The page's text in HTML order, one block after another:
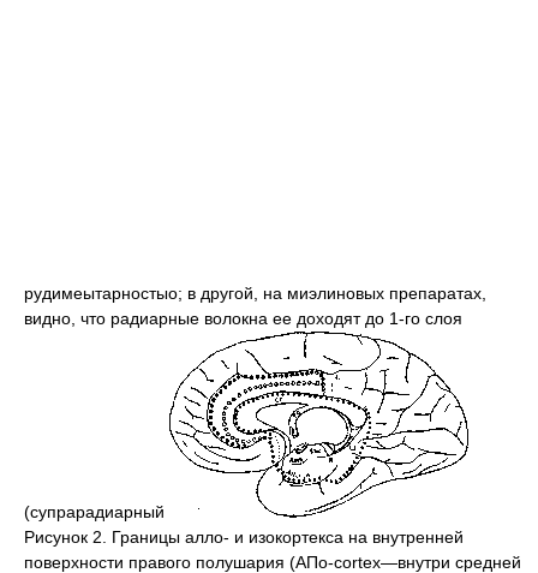
рудимеытарностыо; в другой, на миэлиновых препаратах,
видно, что радиарные волокна ее доходят до 1-го слоя
(супрарадиарный
Рисунок 2. Границы алло- и изокортекса на внутренней
поверхности правого полушария (АПо-cortex—внутри средней